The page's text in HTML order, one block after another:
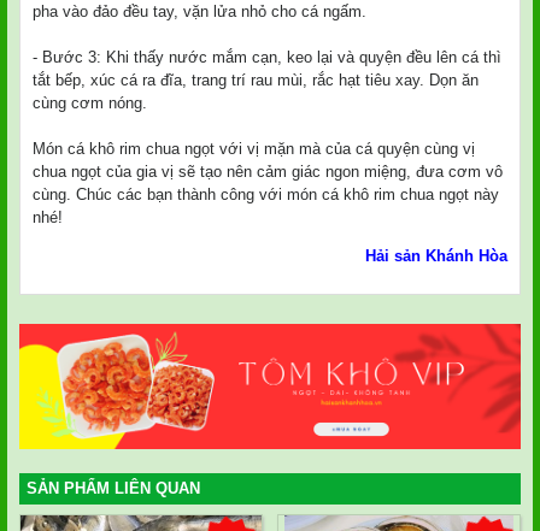
pha vào đảo đều tay, vặn lửa nhỏ cho cá ngấm.
- Bước 3: Khi thấy nước mắm cạn, keo lại và quyện đều lên cá thì
tắt bếp, xúc cá ra đĩa, trang trí rau mùi, rắc hạt tiêu xay. Dọn ăn
cùng cơm nóng.
Món cá khô rim chua ngọt với vị mặn mà của cá quyện cùng vị
chua ngọt của gia vị sẽ tạo nên cảm giác ngon miệng, đưa cơm vô
cùng. Chúc các bạn thành công với món cá khô rim chua ngọt này
nhé!
Hải sản Khánh Hòa
SẢN PHẨM LIÊN QUAN